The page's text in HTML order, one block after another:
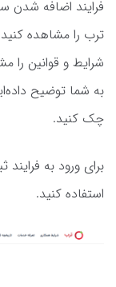
فرایند اضافه شدن
ترب را مشاهده
شرایط و قوانین را
به شما توضیح
چک کنید.
برای ورود به فرایند
استفاده کنید.